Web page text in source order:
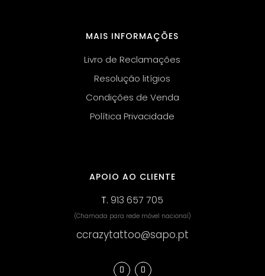
MAIS INFORMAÇÕES
Livro de Reclamações
Resolução litígios
Condições de Venda
Política Privacidade
APOIO AO CLIENTE
T.913 657 705
(Chamada para rede móvel nacional)
ccrazytattoo@sapo.pt